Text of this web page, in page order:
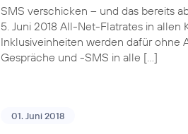
SMS verschicken – und das bereits
5. Juni 2018 All-Net-Flatrates in
Inklusiveinheiten werden dafür ohne
Gespräche und -SMS in alle […]
01. Juni 2018